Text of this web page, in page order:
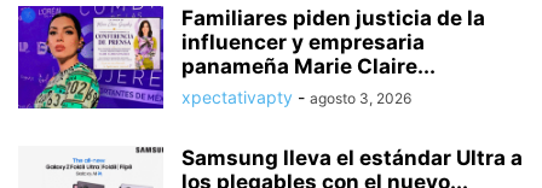
Familiares piden justicia de la
influencer y empresaria
panameña Marie Claire...
xpectativapty - agosto 3, 2026
Samsung lleva el estándar Ultra a
los plegables con el nuevo...